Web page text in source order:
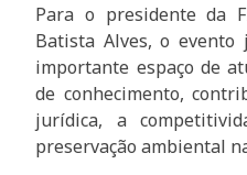
Para o presidente da
Batista Alves, o evento
importante espaço de
de conhecimento,
jurídica, a
preservação ambiental